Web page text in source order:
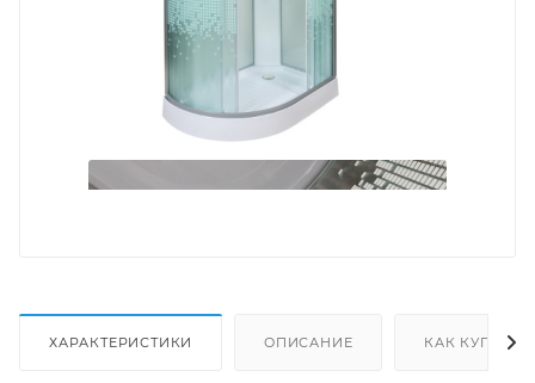
ХАРАКТЕРИСТИКИ ОПИСАНИЕ КАК КУПИТЬ